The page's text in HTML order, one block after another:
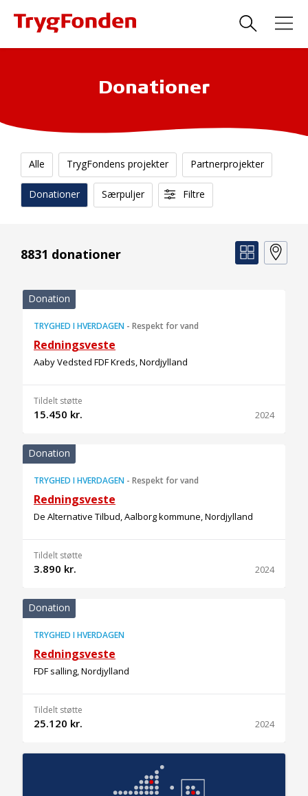
Donationer
Alle TrygFondens projekter Partnerprojekter
Donationer Særpuljer Filtre
8831 donationer
Donation
TRYGHED I HVERDAGEN - Respekt for vand
Redningsveste
Aaby Vedsted FDF Kreds, Nordjylland
Tildelt støtte
15.450 kr. 2024
Donation
TRYGHED I HVERDAGEN - Respekt for vand
Redningsveste
De Alternative Tilbud, Aalborg kommune, Nordjylland
Tildelt støtte
3.890 kr. 2024
Donation
TRYGHED I HVERDAGEN
Redningsveste
FDF salling, Nordjylland
Tildelt støtte
25.120 kr. 2024